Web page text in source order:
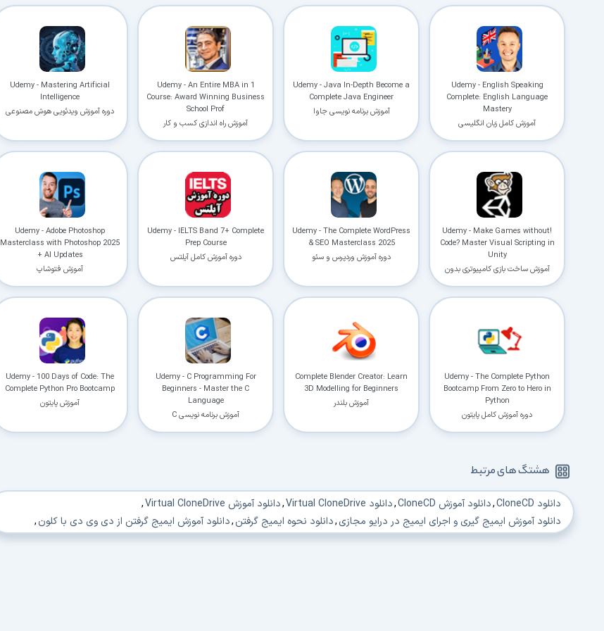
Udemy - English Speaking
Complete: English Language
Mastery
آموزش کامل زبان انگلیسی
Udemy - Java In-Depth Become a
Complete Java Engineer
آموزش برنامه نویسی جاوا
Udemy - An Entire MBA in 1
Course: Award Winning Business
School Prof
آموزش راه اندازی کسب و کار
Udemy - Mastering Artificial
Intelligence
دوره آموزش ویدئویی هوش مصنوعی
!Udemy - Make Games without
Code? Master Visual Scripting in
Unity
آموزش ساخت بازی کامپیوتری بدون
Udemy - The Complete WordPress
& SEO Masterclass 2025
دوره آموزش وردپرس و سئو
Udemy - IELTS Band 7+ Complete
Prep Course
دوره آموزش کامل آیلتس
Udemy - Adobe Photoshop
Masterclass with Photoshop 2025
+ AI Updates
آموزش فتوشاپ
Udemy - The Complete Python
Bootcamp From Zero to Hero in
Python
دوره آموزش کامل پایتون
Complete Blender Creator: Learn
3D Modelling for Beginners
آموزش بلندر
Udemy - C Programming For
Beginners - Master the C
Language
آموزش برنامه نویسی C
Udemy - 100 Days of Code: The
Complete Python Pro Bootcamp
آموزش پایتون
هشتگ های مرتبط
دانلود CloneCD ,دانلود آموزش CloneCD ,دانلود Virtual CloneDrive ,دانلود آموزش Virtual CloneDrive
,
دانلود آموزش ایمیج گیری و اجرای ایمیج در درایو مجازی,دانلود نحوه ایمیج گرفتن,دانلود آموزش ایمیج گرفتن از دی وی دی با کلون,
دانلود آموزش ایمیج گرفتن از فایل,دانلود آموزش ایمیج گرفتن با کلون سی دی,دانلود نحوه ایمیج گرفتن با clonecd
,